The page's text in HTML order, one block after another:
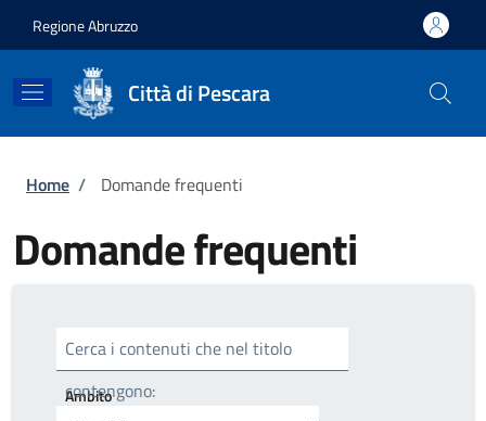
Regione Abruzzo
Città di Pescara
Briciole di pane
Home / Domande frequenti
Domande frequenti
Cerca i contenuti che nel titolo
contengono:
Ambito